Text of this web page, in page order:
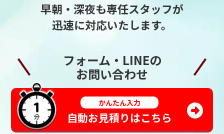
早朝・深夜も専任スタッフが
迅速に対応いたします。
フォーム・LINEの
お問い合わせ
かんたん入力
自動お見積りはこちら